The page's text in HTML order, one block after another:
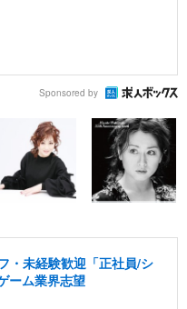
Sponsored by
・未経験歓迎「正社員/シ
ーム業界志望